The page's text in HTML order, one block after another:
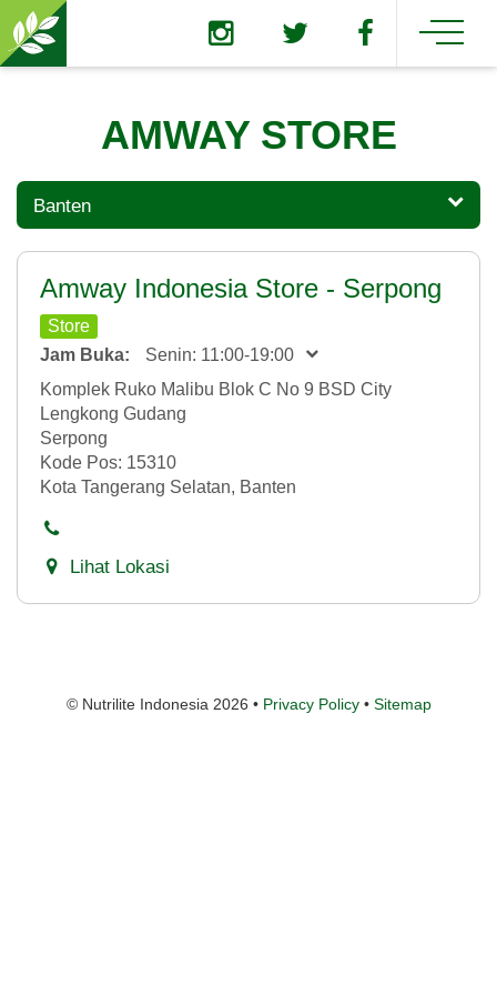
AMWAY STORE
Banten
Amway Indonesia Store - Serpong
Store
Jam Buka:
Senin: 11:00-19:00
Komplek Ruko Malibu Blok C No 9 BSD City
Lengkong Gudang
Serpong
Kode Pos: 15310
Kota Tangerang Selatan, Banten
Lihat Lokasi
© Nutrilite Indonesia 2026 • Privacy Policy• Sitemap